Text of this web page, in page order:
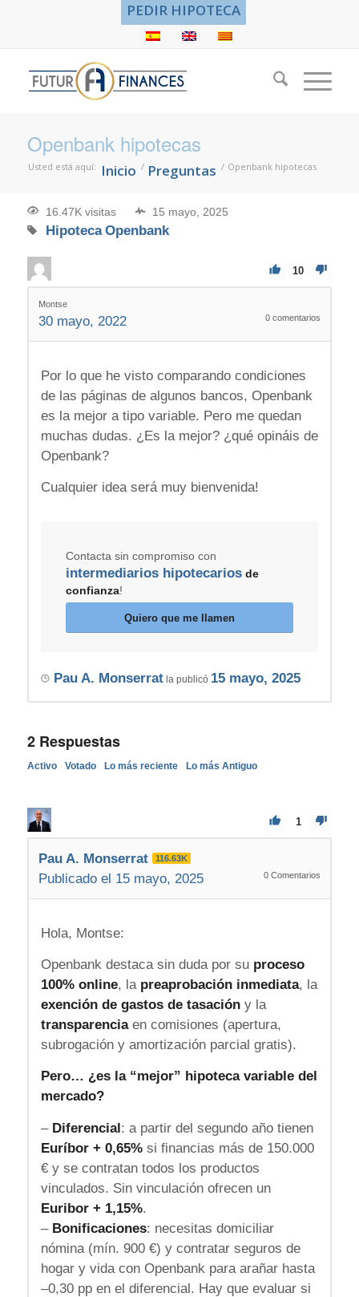
PEDIR HIPOTECA
Openbank hipotecas
Usted está aquí: Inicio / Preguntas / Openbank hipotecas
16.47K visitas 15 mayo, 2025
Hipoteca Openbank
10
Montse
30 mayo, 2022 0 comentarios
Por lo que he visto comparando condiciones
de las páginas de algunos bancos, Openbank
es la mejor a tipo variable. Pero me quedan
muchas dudas. ¿Es la mejor? ¿qué opináis de
Openbank?
Cualquier idea será muy bienvenida!
Contacta sin compromiso con
intermediarios hipotecariosde
confianza!
Quiero que me llamen
Pau A. Monserratla publicó 15 mayo, 2025
2Respuestas
Activo Votado Lo más reciente Lo más Antiguo
1
Pau A. Monserrat 116.63K
Publicado el 15 mayo, 2025 0 Comentarios
Hola, Montse:
Openbank destaca sin duda por su proceso
100% online, la preaprobación inmediata, la
exención de gastos de tasacióny la
transparenciaen comisiones (apertura,
subrogación y amortización parcial gratis).
Pero… ¿es la “mejor” hipoteca variable del
mercado?
– Diferencial: a partir del segundo año tienen
Euríbor + 0,65%si financias más de 150.000
€ y se contratan todos los productos
vinculados. Sin vinculación ofrecen un
Euribor + 1,15%.
– Bonificaciones: necesitas domiciliar
nómina (mín. 900 €) y contratar seguros de
hogar y vida con Openbank para arañar hasta
–0,30 pp en el diferencial. Hay que evaluar si